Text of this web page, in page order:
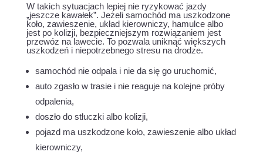
W takich sytuacjach lepiej nie ryzykować jazdy
„jeszcze kawałek”. Jeżeli samochód ma uszkodzone
koło, zawieszenie, układ kierowniczy, hamulce albo
jest po kolizji, bezpieczniejszym rozwiązaniem jest
przewóz na lawecie. To pozwala uniknąć większych
uszkodzeń i niepotrzebnego stresu na drodze.
samochód nie odpala i nie da się go uruchomić,
auto zgasło w trasie i nie reaguje na kolejne próby
odpalenia,
doszło do stłuczki albo kolizji,
pojazd ma uszkodzone koło, zawieszenie albo układ
kierowniczy,